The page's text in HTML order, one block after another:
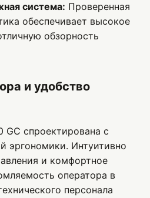
система: Проверенная
обеспечивает высокое
обзорность
и удобство
GC спроектирована с
эргономики. Интуитивно
и комфортное
оператора в
персонала